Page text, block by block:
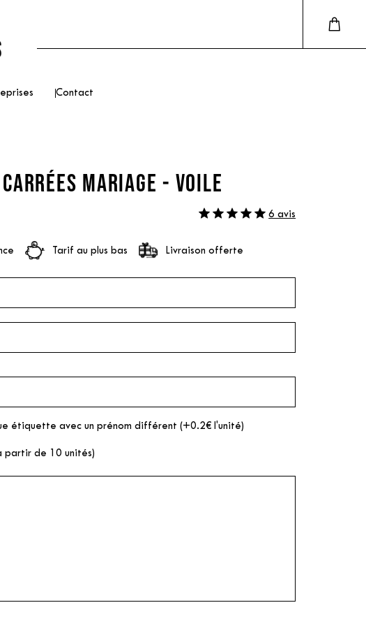
Contact
MARIAGE - VOILE
6 avis
Tarif au plus bas Livraison offerte
étiquette avec un prénom différent (+0.2€ l'unité)
partir de 10 unités)